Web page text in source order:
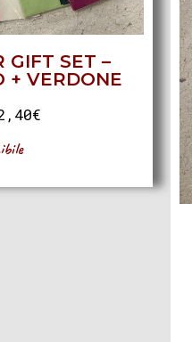
GIFT SET –
+ VERDONE
€